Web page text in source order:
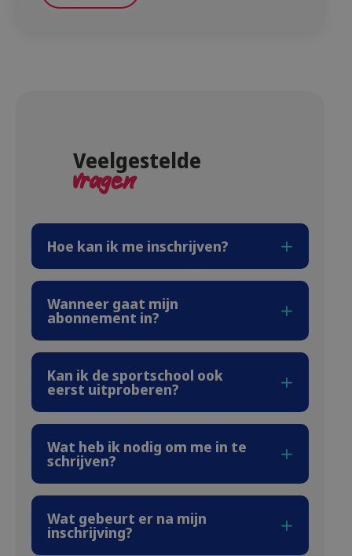
Veelgestelde
vragen
Hoe kan ik me inschrijven?
Wanneer gaat mijn
abonnement in?
Kan ik de sportschool ook
eerst uitproberen?
Wat heb ik nodig om me in te
schrijven?
Wat gebeurt er na mijn
inschrijving?